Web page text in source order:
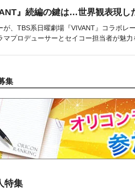
』続編の鍵は…世界観表現し
が、TBS系日曜劇場『VIVANT』コラボレ
マプロデューサーとセイコー担当者が魅力
集
特集